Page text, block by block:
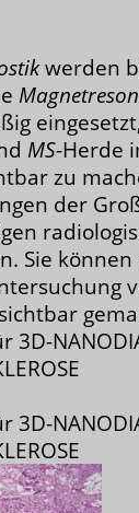
werden
MS-Herde
zu
der
Sie